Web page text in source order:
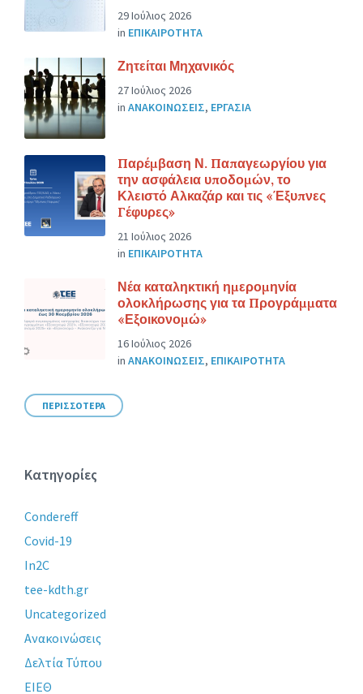
29 Ιούλιος 2026
in ΕΠΙΚΑΙΡΟΤΗΤΑ
Ζητείται Μηχανικός
27 Ιούλιος 2026
in ΑΝΑΚΟΙΝΩΣΕΙΣ, ΕΡΓΑΣΙΑ
Παρέμβαση Ν. Παπαγεωργίου για
την ασφάλεια υποδομών, το
Κλειστό Αλκαζάρ και τις «Έξυπνες
Γέφυρες»
21 Ιούλιος 2026
in ΕΠΙΚΑΙΡΟΤΗΤΑ
Νέα καταληκτική ημερομηνία
ολοκλήρωσης για τα Προγράμματα
«Εξοικονομώ»
16 Ιούλιος 2026
in ΑΝΑΚΟΙΝΩΣΕΙΣ, ΕΠΙΚΑΙΡΟΤΗΤΑ
ΠΕΡΙΣΣΟΤΕΡΑ
Κατηγορίες
Condereff
Covid-19
In2C
tee-kdth.gr
Uncategorized
Ανακοινώσεις
Δελτία Τύπου
ΕΙΕΘ